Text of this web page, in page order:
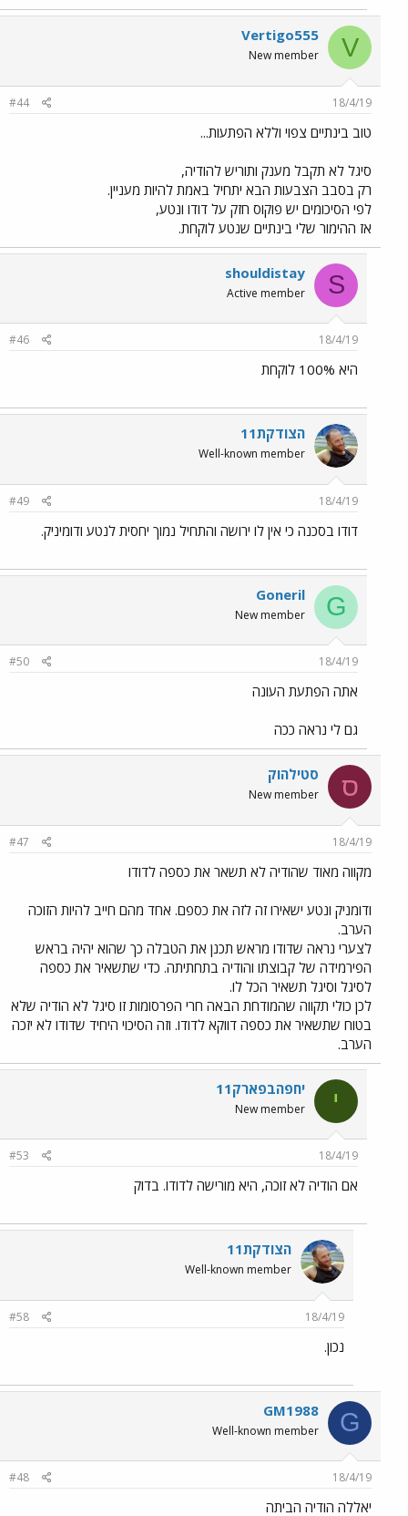
V
Vertigo555
New member
18/4/19
#44
טוב בינתיים צפוי וללא הפתעות...
סיגל לא תקבל מענק ותוריש להודיה,
רק בסבב הצבעות הבא יתחיל באמת להיות מעניין.
לפי הסיכומים יש פוקוס חזק על דודו ונטע,
אז ההימור שלי בינתיים שנטע לוקחת.
S
shouldistay
Active member
18/4/19
#46
היא 100% לוקחת
הצודקת11
Well-known member
18/4/19
#49
דודו בסכנה כי אין לו ירושה והתחיל נמוך יחסית לנטע ודומיניק.
G
Goneril
New member
18/4/19
#50
אתה הפתעת העונה
גם לי נראה ככה
ס סטילהוק
New member
18/4/19
#47
מקווה מאוד שהודיה לא תשאר את כספה לדודו
ודומניק ונטע ישאירו זה לזה את כספם. אחד מהם חייב להיות הזוכה
הערב.
לצערי נראה שדודו מראש תכנן את הטבלה כך שהוא יהיה בראש
הפירמידה של קבוצתו והודיה בתחתיתה. כדי שתשאיר את כספה
לסיגל וסיגל תשאיר הכל לו.
לכן כולי תקווה שהמודחת הבאה חרי הפרסומות זו סיגל לא הודיה שלא
בטוח שתשאיר את כספה דווקא לדודו. וזה הסיכוי היחיד שדודו לא יזכה
הערב.
י יחפהבפארק11
New member
18/4/19
#53
אם הודיה לא זוכה, היא מורישה לדודו. בדוק
הצודקת11
Well-known member
18/4/19
#58
נכון.
G
GM1988
Well-known member
18/4/19
#48
יאללה הודיה הביתה